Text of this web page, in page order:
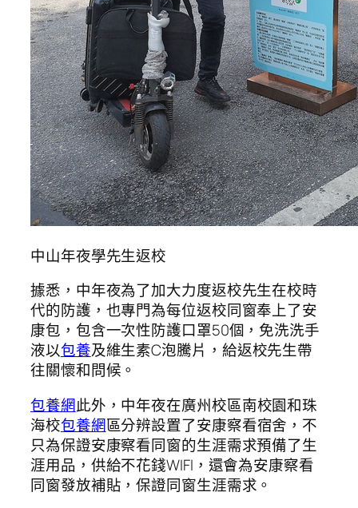
中山年夜學先生返校
據悉，中年夜為了加大力度返校先生在校時
代的防護，也專門為每位返校同窗奉上了安
康包，包含一次性防護口罩50個，免洗洗手
液以包養及維生素C泡騰片，給返校先生帶
往關懷和問候。
包養網此外，中年夜在廣州校區南校園和珠
海校包養網區分辨設置了安康察看宿舍，不
只為保證安康察看同窗的生涯需求預備了生
涯用品，供給不花錢WIFI，還會為安康察看
同窗發放補貼，保證同窗生涯需求。